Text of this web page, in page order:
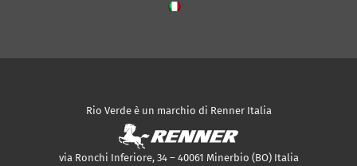
Rio Verde è un marchio di Renner Italia
via Ronchi Inferiore, 34 – 40061 Minerbio (BO) Italia